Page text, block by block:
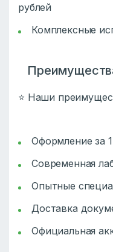
рублей
Комплексные
⭐ Наши
Оформление за
Современная
Опытные
Доставка
Официальная